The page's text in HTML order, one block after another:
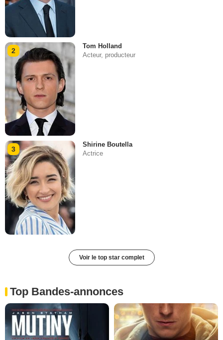
2
Tom Holland
Acteur, producteur
3
Shirine Boutella
Actrice
Voir le top star complet
Top Bandes-annonces